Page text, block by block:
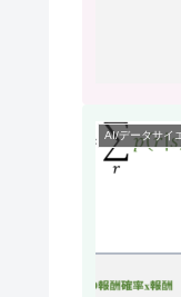
AI/データサイ